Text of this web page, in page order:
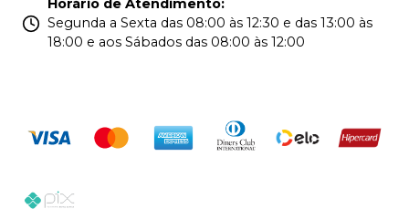
Horário de Atendimento:
Segunda a Sexta das 08:00 às 12:30 e das 13:00 às
18:00 e aos Sábados das 08:00 às 12:00